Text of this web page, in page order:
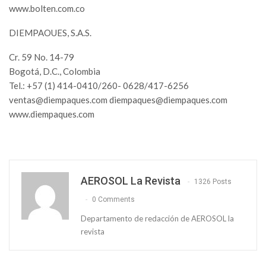
www.bolten.com.co
DIEMPAOUES, S.A.S.
Cr. 59 No. 14-79
Bogotá, D.C., Colombia
Tel.: +57 (1) 414-0410/260- 0628/417-6256
ventas@diempaques.com diempaques@diempaques.com
www.diempaques.com
AEROSOL La Revista 1326 Posts
0 Comments
Departamento de redacción de AEROSOL la
revista